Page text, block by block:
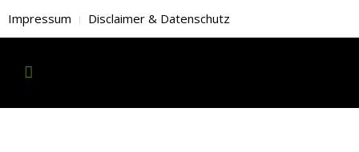
Impressum Disclaimer & Datenschutz